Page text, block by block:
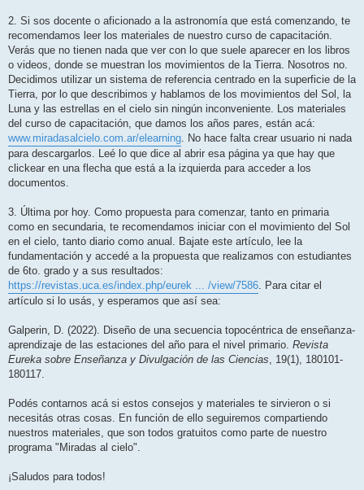
2. Si sos docente o aficionado a la astronomía que está comenzando, te
recomendamos leer los materiales de nuestro curso de capacitación.
Verás que no tienen nada que ver con lo que suele aparecer en los libros
o videos, donde se muestran los movimientos de la Tierra. Nosotros no.
Decidimos utilizar un sistema de referencia centrado en la superficie de la
Tierra, por lo que describimos y hablamos de los movimientos del Sol, la
Luna y las estrellas en el cielo sin ningún inconveniente. Los materiales
del curso de capacitación, que damos los años pares, están acá:
www.miradasalcielo.com.ar/elearning. No hace falta crear usuario ni nada
para descargarlos. Leé lo que dice al abrir esa página ya que hay que
clickear en una flecha que está a la izquierda para acceder a los
documentos.
3. Última por hoy. Como propuesta para comenzar, tanto en primaria
como en secundaria, te recomendamos iniciar con el movimiento del Sol
en el cielo, tanto diario como anual. Bajate este artículo, lee la
fundamentación y accedé a la propuesta que realizamos con estudiantes
de 6to. grado y a sus resultados:
https://revistas.uca.es/index.php/eurek ... /view/7586. Para citar el
artículo si lo usás, y esperamos que así sea:
Galperin, D. (2022). Diseño de una secuencia topocéntrica de enseñanza-
aprendizaje de las estaciones del año para el nivel primario. Revista
Eureka sobre Enseñanza y Divulgación de las Ciencias, 19(1), 180101-
180117.
Podés contarnos acá si estos consejos y materiales te sirvieron o si
necesitás otras cosas. En función de ello seguiremos compartiendo
nuestros materiales, que son todos gratuitos como parte de nuestro
programa "Miradas al cielo".
¡Saludos para todos!